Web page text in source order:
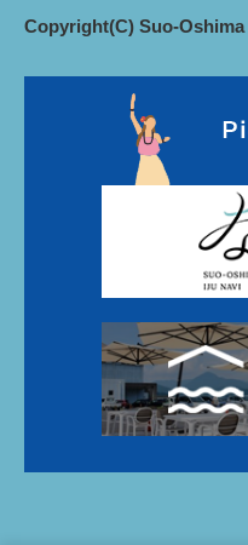
Copyright(C) Suo-